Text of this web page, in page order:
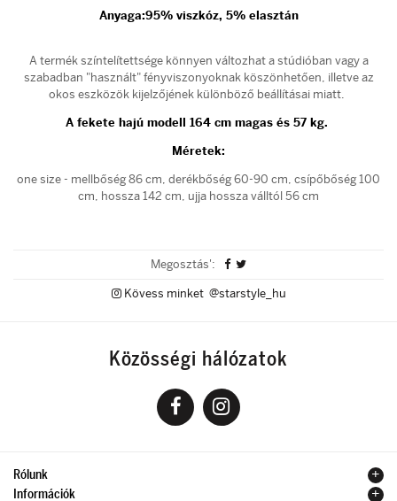
Anyaga:95% viszkóz, 5% elasztán
A termék színtelítettsége könnyen változhat a stúdióban vagy a
szabadban "használt" fényviszonyoknak köszönhetően, illetve az
okos eszközök kijelzőjének különböző beállításai miatt.
A fekete hajú modell 164 cm magas és 57 kg.
Méretek:
one size - mellbőség 86 cm, derékbőség 60-90 cm, csípőbőség 100
cm, hossza 142 cm, ujja hossza válltól 56 cm
Megosztás':
Kövess minket @starstyle_hu
Közösségi hálózatok
Rólunk
Információk